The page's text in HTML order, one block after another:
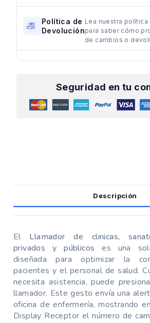
Política de
Devolución
Lea nuestra
para saber cómo
de cambios o
Seguridad en tu
Descripción
El Llamador de clinicas,
privados y públicos es una
diseñada para optimizar la
pacientes y el personal de salud.
necesita asistencia, puede
llamador. Este gesto envía una
oficina de enfermería, mostrando
Display Receptor el número de